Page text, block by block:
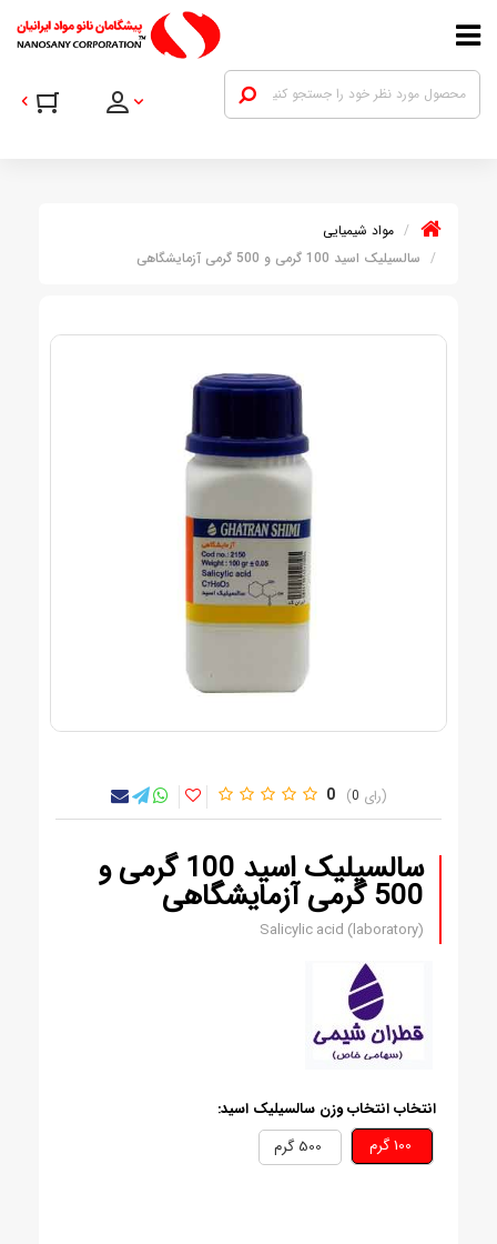
مواد شیمیایی
سالسیلیک اسید 100 گرمی و 500 گرمی آزمایشگاهی
0 0
سالسیلیک اسید 100 گرمی و
500 گرمی آزمایشگاهی
Salicylic acid (laboratory)
انتخاب انتخاب وزن سالسيليک اسيد: